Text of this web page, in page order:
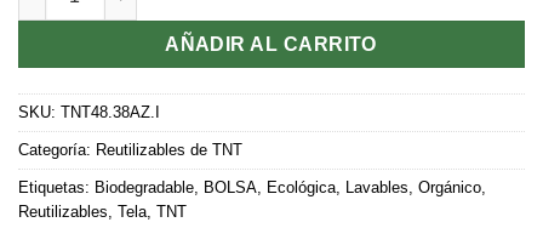
AÑADIR AL CARRITO
SKU: TNT48.38AZ.I
Categoría: Reutilizables de TNT
Etiquetas: Biodegradable BOLSA Ecológica Lavables Orgánico
Reutilizables Tela TNT